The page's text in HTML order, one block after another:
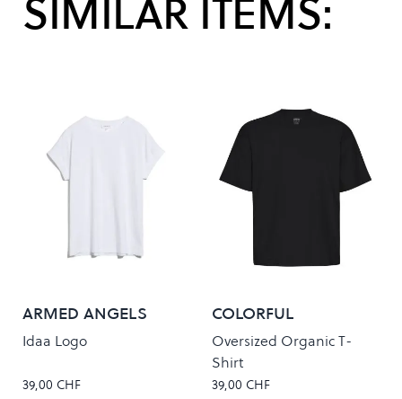
SIMILAR ITEMS:
ARMED ANGELS
Idaa Logo
39,00 CHF
COLORFUL
STANDARD
Oversized Organic T-
Shirt
39,00 CHF